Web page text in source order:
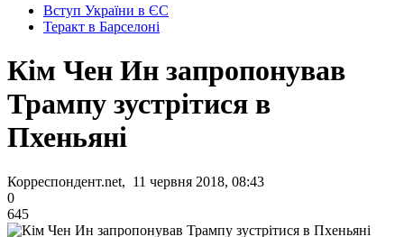
Вступ України в ЄС
Теракт в Барселоні
Кім Чен Ин запропонував
Трампу зустрітися в
Пхеньяні
Корреспондент.net, 11 червня 2018, 08:43
0
645